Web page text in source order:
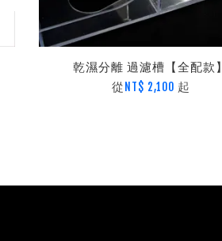
乾濕分離 過濾槽【全配款】
從 NT$ 2,100 起